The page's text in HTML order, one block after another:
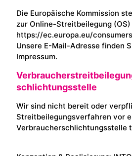
Die Europäische Kommission
zur Online-Streitbeilegung
https://ec.europa.eu/
Unsere E-Mail-Adresse finden
Impressum.
schlichtungs­stelle
Wir sind nicht bereit oder
Streitbeilegungsverfahren vor
Verbraucherschlichtungsstelle